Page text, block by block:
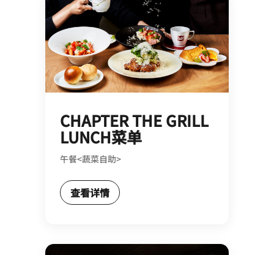
CHAPTER THE GRILL
LUNCH菜单
午餐<蔬菜自助>
查看详情